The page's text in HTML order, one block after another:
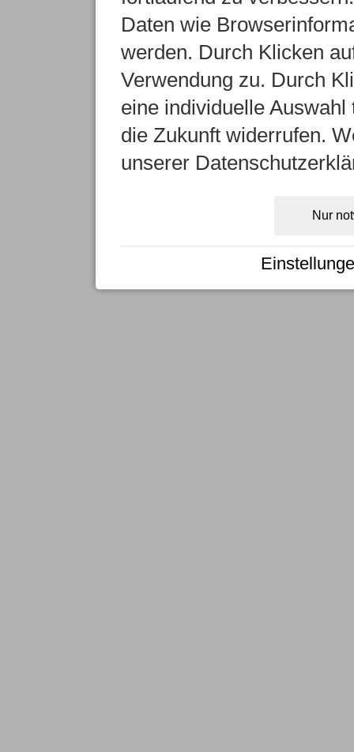
Daten wie
werden. Durch Klicken
Verwendung zu. Durch
eine individuelle
die Zukunft widerrufen.
unserer
Nur